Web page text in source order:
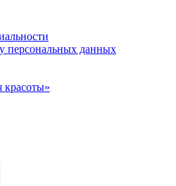
персональных данных